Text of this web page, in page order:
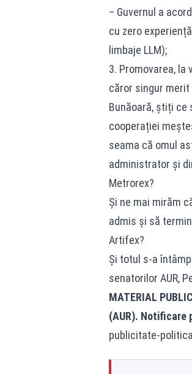
– Guvernul a
cu zero
limbaje LLM);
3. Promovarea,
căror singur
Bunăoară, știți ce
cooperației
seama că omul
administrator și
Metrorex?
Și ne mai mirăm
admis și să
Artifex?
Și totul s-a
senatorilor AUR,
MATERIAL
(AUR). Notificare
publicitate-